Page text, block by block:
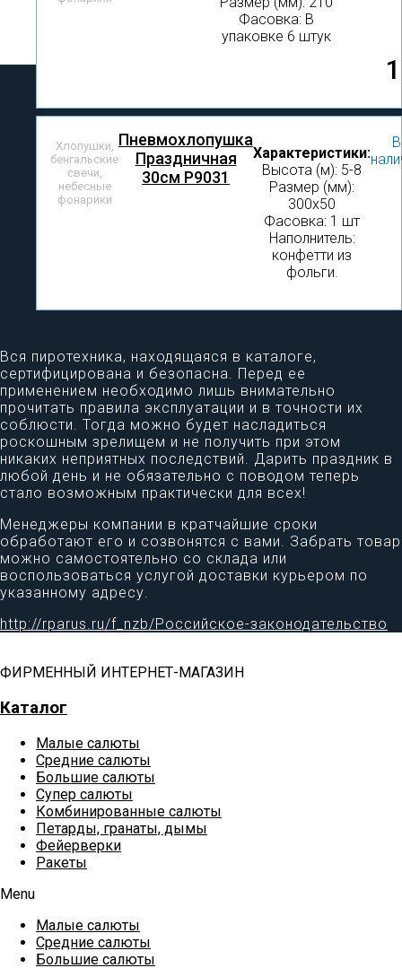
Фасовка: В
упаковке 6 штук
Хлопушки,
бенгальские
свечи,
небесные
фонарики
Пневмохлопушка
Праздничная
30см Р9031
Характеристики:
Высота (м): 5-8
Размер (мм):
300х50
Фасовка: 1 шт
Наполнитель:
конфетти из
фольги.
В
Вся пиротехника, находящаяся в каталоге,
сертифицирована и безопасна. Перед ее
применением необходимо лишь внимательно
прочитать правила эксплуатации и в точности их
соблюсти. Тогда можно будет насладиться
роскошным зрелищем и не получить при этом
никаких неприятных последствий. Дарить праздник в
любой день и не обязательно с поводом теперь
стало возможным практически для всех!
Менеджеры компании в кратчайшие сроки
обработают его и созвонятся с вами. Забрать товар
можно самостоятельно со склада или
воспользоваться услугой доставки курьером по
указанному адресу.
http://rparus.ru/f_nzb/Российское-законодательство
ФИРМЕННЫЙ ИНТЕРНЕТ-МАГАЗИН
Каталог
Малые салюты
Средние салюты
Большие салюты
Супер салюты
Комбинированные салюты
Петарды, гранаты, дымы
Фейерверки
Ракеты
Menu
Малые салюты
Средние салюты
Большие салюты